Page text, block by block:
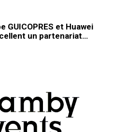
GUICOPRES et Huawei
un partenariat…